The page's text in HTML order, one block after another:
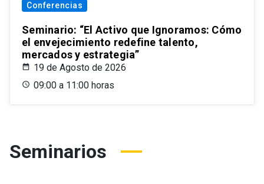
Conferencias
Seminario: “El Activo que Ignoramos: Cómo
el envejecimiento redefine talento,
mercados y estrategia”
19 de Agosto de 2026
09:00 a 11:00 horas
Seminarios